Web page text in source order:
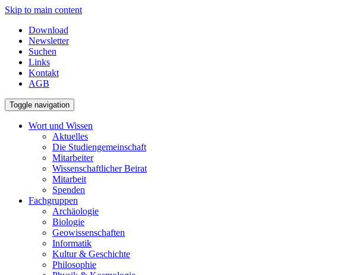
Skip to main content
Download
Newsletter
Suchen
Links
Kontakt
AGB
Toggle navigation
Wort und Wissen
Aktuelles
Die Studiengemeinschaft
Mitarbeiter
Wissenschaftlicher Beirat
Mitarbeit
Spenden
Fachgruppen
Archäologie
Biologie
Geowissenschaften
Informatik
Kultur & Geschichte
Philosophie